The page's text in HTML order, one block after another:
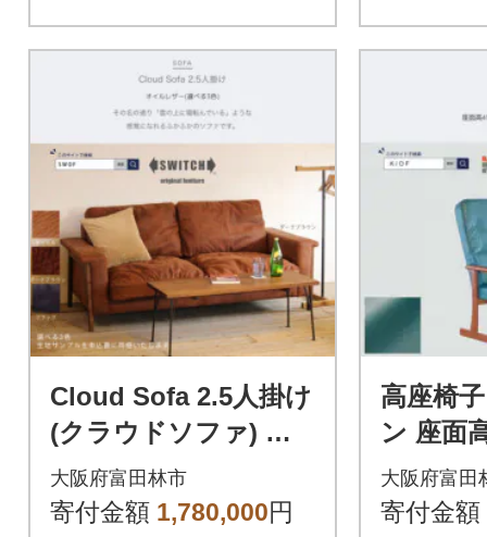
Cloud Sofa 2.5人掛け
(クラウドソファ) オ
イルレザー【SWO
F】
大阪府富田林市
寄付金額 1,780,000円
高座椅
ン 座面
高さ調
イニン
大阪府富田
寄付金額